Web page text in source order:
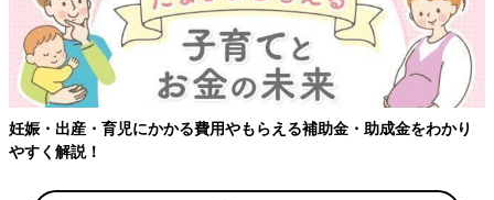
妊娠・出産・育児にかかる費用やもらえる補助金・助成金をわかり
やすく解説！